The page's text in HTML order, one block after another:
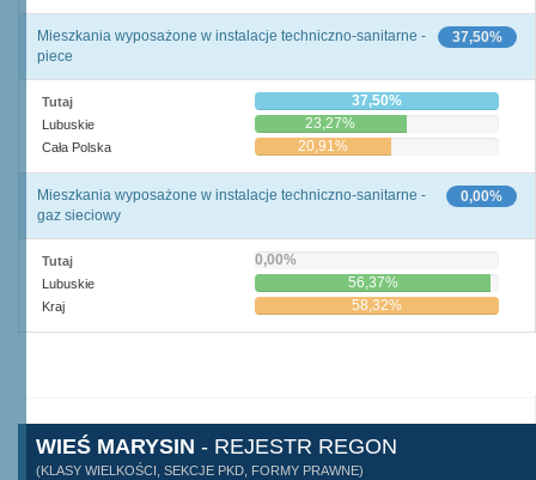
37,50%
Mieszkania wyposażone w instalacje techniczno-sanitarne -
piece
Tutaj 37,50%
Lubuskie 23,27%
Cała Polska 20,91%
0,00%
Mieszkania wyposażone w instalacje techniczno-sanitarne -
gaz sieciowy
Tutaj 0,00%
Lubuskie 56,37%
Kraj 58,32%
WIEŚ MARYSIN - REJESTR REGON
(KLASY WIELKOŚCI, SEKCJE PKD, FORMY PRAWNE)